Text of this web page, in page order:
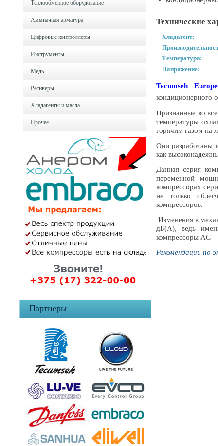
Теплообменное оборудование
Аммиачная арматура
Цифровые контроллеры
Инструменты
Медь
Ресиверы
Хладагенты и масла
Прочее
Партнеры
Технические
Хладагент:
Температура:
Напряжение:
Tecumseh Europe
кондиционерного
Признанные во
температуры
горячим газом на
Они разработаны
как
Данная серия
переменной
компрессорах
не только
компрессоров.
Изменения в
дБ(А), ведь
компрессоры AG
Рекомендации по